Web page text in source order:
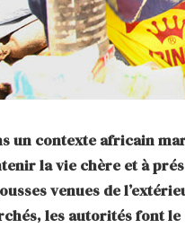
un contexte africain
la vie chère et à
venues de
les autorités font